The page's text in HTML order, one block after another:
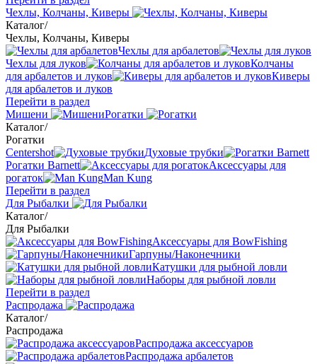
Чехлы, Колчаны, Киверы
Каталог/
Чехлы, Колчаны, Киверы
Чехлы для арбалетов
Чехлы для луков
Колчаны
для арбалетов и луков
Киверы
для арбалетов и луков
Перейти в раздел
Мишени
Рогатки
Каталог/
Рогатки
Centershot
Духовые трубки
Рогатки Barnett
Аксессуары для
рогаток
Man Kung
Перейти в раздел
Для Рыбалки
Каталог/
Для Рыбалки
Аксессуары для BowFishing
Гарпуны/Наконечники
Катушки для рыбной ловли
Наборы для рыбной ловли
Перейти в раздел
Распродажа
Каталог/
Распродажа
Распродажа аксессуаров
Распродажа арбалетов